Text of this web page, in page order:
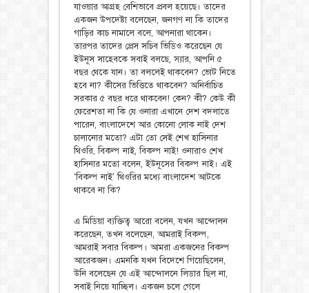
যাওয়ার আগ্রহ বেশিভাবে প্রবল হয়েছে। তাদের
একজন উপদেষ্টা বলেছেন, জনগণ না কি তাদের
গাড়ির কাচ নামালে বলে, আপনারা থাকেন।
তারপর তাদের প্রেস সচিব ভিডিও করেছেন যে
ইউনূস সাহেবকে সবাই বলছে, স্যার, আপনি ৫
বছর থেকে যান। তা বললেই থাকবেন? ভোট নিতে
হবে না? কীসের ভিত্তিতে থাকবেন? অনির্বাচিত
সরকার ৫ বছর ধরে থাকবেন! কেন? কী? কেউ কী
ফেরেশতা না কি যে ওনারা এখানে দেশ বদলাতে
পারেন, বাংলাদেশে আর কোনো লোক নাই দেশ
চালানোর মতো? এটা তো সেই শেখ হাসিনার
থিওরি, বিকল্প নাই, বিকল্প নাই! ওনারাও শেখ
হাসিনার মতো বলেন, ইউনূসের বিকল্প নাই। এই
‘বিকল্প নাই’ থিওরির মধ্যে বাংলাদেশ আটকে
থাকবে না কি?
এ মিডিয়া ব্যক্তিত্ব আরো বলেন, যখন আন্দোলন
করেছেন, তখন বলেছেন, আমরাই বিকল্প,
আমরাই সবার বিকল্প। আমরা একজনের বিকল্প
আরেকজন। এমনকি যখন বিদেশে গিয়েছিলেন,
উনি বলেছেন যে এই আন্দোলনে লিডার ছিল না,
সবাই নিয়ে যাচ্ছিল। একজন চলে গেলে